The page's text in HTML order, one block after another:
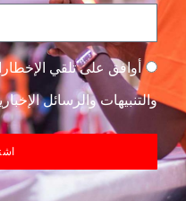
أوافق على تلقي
والتنبيهات والرسائل